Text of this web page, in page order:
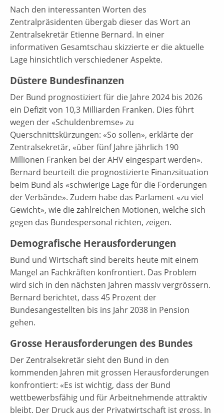
Nach den interessanten Worten des
Zentralpräsidenten übergab dieser das Wort an
Zentralsekretär Etienne Bernard. In einer
informativen Gesamtschau skizzierte er die aktuelle
Lage hinsichtlich verschiedener Aspekte.
Düstere Bundesfinanzen
Der Bund prognostiziert für die Jahre 2024 bis 2026
ein Defizit von 10,3 Milliarden Franken. Dies führt
wegen der «Schuldenbremse» zu
Querschnittskürzungen: «So sollen», erklärte der
Zentralsekretär, «über fünf Jahre jährlich 190
Millionen Franken bei der AHV eingespart werden».
Bernard beurteilt die prognostizierte Finanzsituation
beim Bund als «schwierige Lage für die Forderungen
der Verbände». Zudem habe das Parlament «zu viel
Gewicht», wie die zahlreichen Motionen, welche sich
gegen das Bundespersonal richten, zeigen.
Demografische Herausforderungen
Bund und Wirtschaft sind bereits heute mit einem
Mangel an Fachkräften konfrontiert. Das Problem
wird sich in den nächsten Jahren massiv vergrössern.
Bernard berichtet, dass 45 Prozent der
Bundesangestellten bis ins Jahr 2038 in Pension
gehen.
Grosse Herausforderungen des Bundes
Der Zentralsekretär sieht den Bund in den
kommenden Jahren mit grossen Herausforderungen
konfrontiert: «Es ist wichtig, dass der Bund
wettbewerbsfähig und für Arbeitnehmende attraktiv
bleibt. Der Druck aus der Privatwirtschaft ist gross. In